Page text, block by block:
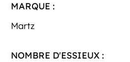
MARQUE :
Martz
NOMBRE D'ESSIEUX :